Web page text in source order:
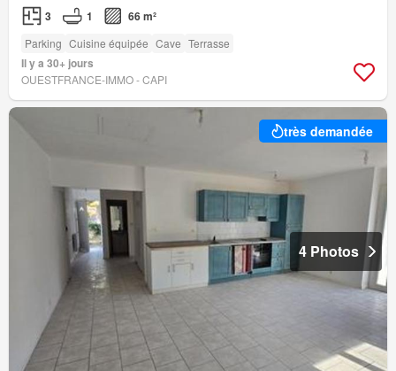
3 1 66 m²
Parking Cuisine équipée Cave Terrasse
Il y a 30+ jours
OUESTFRANCE-IMMO - CAPI
très demandée
4 Photos